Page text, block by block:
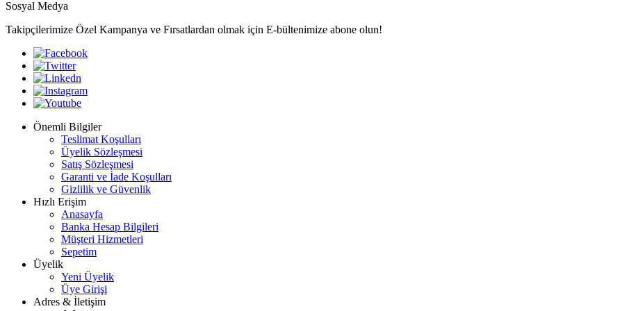
Sosyal Medya
Takipçilerimize Özel Kampanya ve Fırsatlardan olmak için E-bültenimize abone olun!
Önemli Bilgiler
Teslimat Koşulları
Üyelik Sözleşmesi
Satış Sözleşmesi
Garanti ve İade Koşulları
Gizlilik ve Güvenlik
Hızlı Erişim
Anasayfa
Banka Hesap Bilgileri
Müşteri Hizmetleri
Sepetim
Üyelik
Yeni Üyelik
Üye Girişi
Adres & İletişim